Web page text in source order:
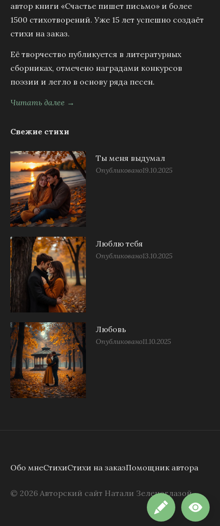
автор книги «Счастье пишет письмо» и более
1500 стихотворений. Уже 15 лет успешно создаёт
стихи на заказ.
Её творчество публикуется в литературных
сборниках, отмечено наградами конкурсов
поэзии и легло в основу ряда песен.
Читать далее →
Свежие стихи
Ты меня выдумал
Опубликовано19.10.2025
Люблю тебя
Опубликовано13.10.2025
Любовь
Опубликовано11.10.2025
Обо мнеСтихиСтихи на заказПомощник автора
© 2026 Авторский сайт Натали Зеленоглазой